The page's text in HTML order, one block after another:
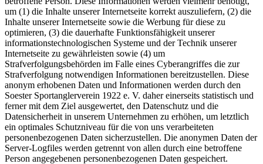
um (1) die Inhalte unserer Internetseite korrekt auszuliefern, (2) die
Inhalte unserer Internetseite sowie die Werbung für diese zu
optimieren, (3) die dauerhafte Funktionsfähigkeit unserer
informationstechnologischen Systeme und der Technik unserer
Internetseite zu gewährleisten sowie (4) um
Strafverfolgungsbehörden im Falle eines Cyberangriffes die zur
Strafverfolgung notwendigen Informationen bereitzustellen. Diese
anonym erhobenen Daten und Informationen werden durch den
Soester Sportanglerverein 1922 e. V. daher einerseits statistisch und
ferner mit dem Ziel ausgewertet, den Datenschutz und die
Datensicherheit in unserem Unternehmen zu erhöhen, um letztlich
ein optimales Schutzniveau für die von uns verarbeiteten
personenbezogenen Daten sicherzustellen. Die anonymen Daten der
Server-Logfiles werden getrennt von allen durch eine betroffene
Person angegebenen personenbezogenen Daten gespeichert.